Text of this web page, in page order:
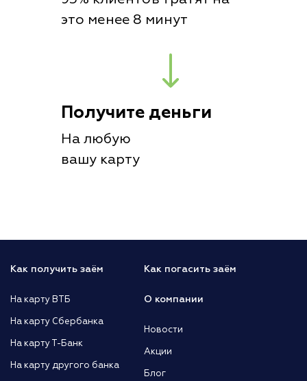
это менее 8 минут
Получите деньги
На любую
вашу карту
Как получить заём
На карту ВТБ
На карту Сбербанка
На карту Т-Банк
На карту другого банка
Как погасить заём
О компании
Новости
Акции
Блог